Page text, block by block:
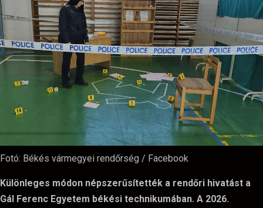
Fotó: Békés vármegyei rendőrség / Facebook
Különleges módon népszerűsítették a rendőri hivatást a
Gál Ferenc Egyetem békési technikumában. A 2026.